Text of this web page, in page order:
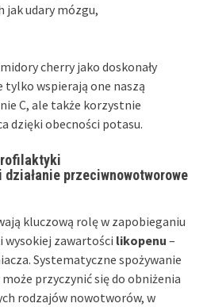
jak udary mózgu,
cherry jako doskonały
tylko wspierają one naszą
C, ale także korzystnie
dzięki obecności potasu.
przeciwnowotworowe
kluczową rolę w zapobieganiu
zawartości likopenu –
Systematyczne spożywanie
przyczynić się do obniżenia
rodzajów nowotworów, w